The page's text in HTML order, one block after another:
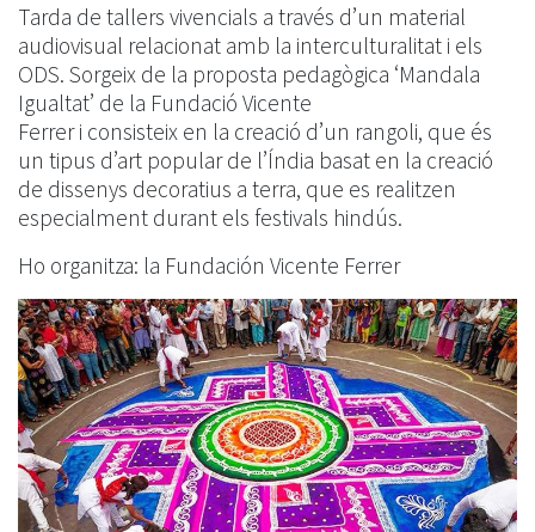
Tarda de tallers vivencials a través d’un material
audiovisual relacionat amb la interculturalitat i els
ODS. Sorgeix de la proposta pedagògica ‘Mandala
Igualtat’ de la Fundació Vicente
Ferrer i consisteix en la creació d’un rangoli, que és
un tipus d’art popular de l’Índia basat en la creació
de dissenys decoratius a terra, que es realitzen
especialment durant els festivals hindús.
Ho organitza: la Fundación Vicente Ferrer